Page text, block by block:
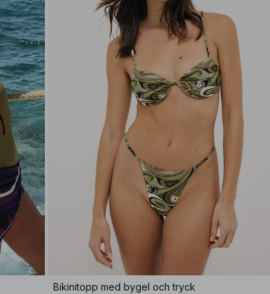
Bikinitopp med bygel och tryck